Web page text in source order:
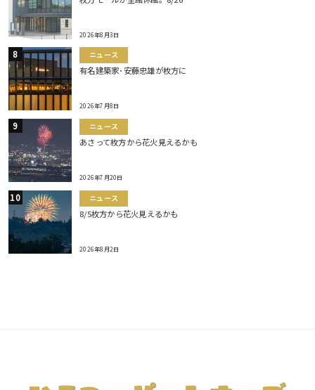
2026年8月3日
ニュース
有名建築家･安藤忠雄が枚方に
2026年7月8日
ニュース
あさって枚方から花火見えるかも
2026年7月20日
ニュース
8/5枚方から花火見えるかも
2026年8月2日